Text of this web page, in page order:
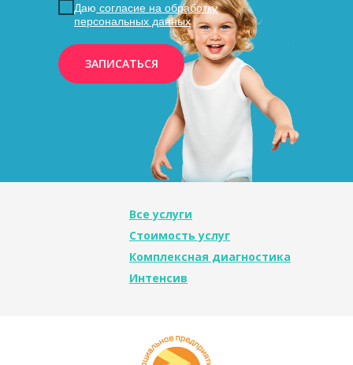
Даю согласие на обработку
персональных данных
ЗАПИСАТЬСЯ
Все услуги
Стоимость услуг
Комплексная диагностика
Интенсив